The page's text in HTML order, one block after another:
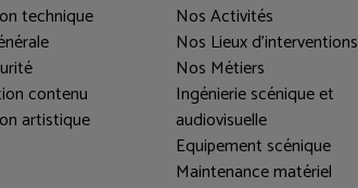
technique
contenu
artistique
Nos Activités
Nos Lieux d'interventions
Nos Métiers
Ingénierie scénique et
audiovisuelle
Equipement scénique
Maintenance matériel